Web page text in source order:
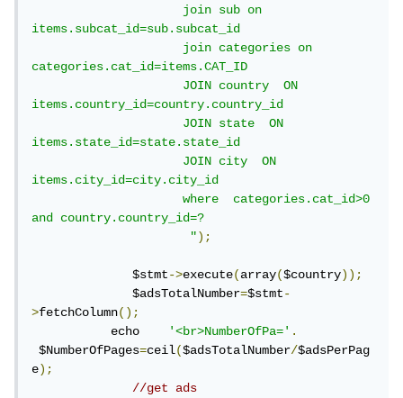
join sub on
items.subcat_id=sub.subcat_id
join categories on
categories.cat_id=items.CAT_ID
JOIN country  ON
items.country_id=country.country_id
JOIN state  ON
items.state_id=state.state_id
JOIN city  ON
items.city_id=city.city_id
where  categories.cat_id>0
and country.country_id=?
");
$stmt->execute(array($country));
$adsTotalNumber=$stmt-
>fetchColumn();
echo '<br>NumberOfPa='.
$NumberOfPages=ceil($adsTotalNumber/$adsPerPag
e);
//get ads